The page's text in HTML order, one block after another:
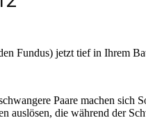
Fundus) jetzt tief in Ihrem
Paare machen sich
die während der